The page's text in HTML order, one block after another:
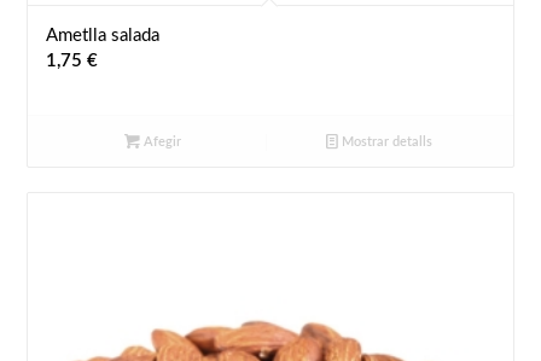
Ametlla salada
1,75€
Afegir Mostrar detalls